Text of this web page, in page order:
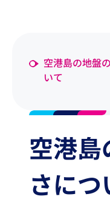
空港島の地盤
いて
空港
さにつ